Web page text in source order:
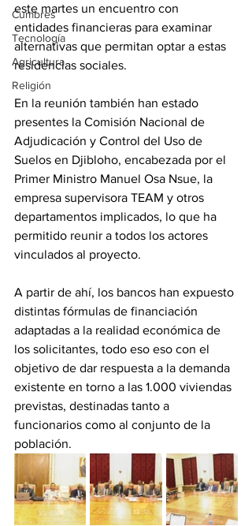
Cumbres
Tecnología
Agricultura
Religión
este martes un encuentro con
entidades financieras para examinar
alternativas que permitan optar a estas
residencias sociales.
En la reunión también han estado
presentes la Comisión Nacional de
Adjudicación y Control del Uso de
Suelos en Djibloho, encabezada por el
Primer Ministro Manuel Osa Nsue, la
empresa supervisora TEAM y otros
departamentos implicados, lo que ha
permitido reunir a todos los actores
vinculados al proyecto.
A partir de ahí, los bancos han expuesto
distintas fórmulas de financiación
adaptadas a la realidad económica de
los solicitantes, todo eso eso con el
objetivo de dar respuesta a la demanda
existente en torno a las 1.000 viviendas
previstas, destinadas tanto a
funcionarios como al conjunto de la
población.